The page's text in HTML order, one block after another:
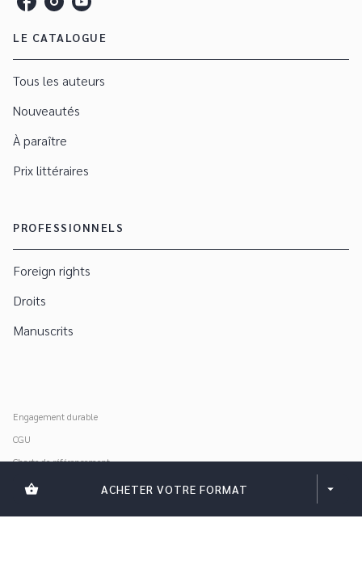
shopping_basket ACHETER VOTRE FORMAT arrow_drop_down
LE CATALOGUE
Tous les auteurs
Nouveautés
À paraître
Prix littéraires
PROFESSIONNELS
Foreign rights
Droits
Manuscrits
Engagement durable
CGU
Charte de référencement
Données personnelles